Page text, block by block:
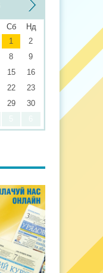
Сб
Нд
1
2
8
9
15
16
22
23
29
30